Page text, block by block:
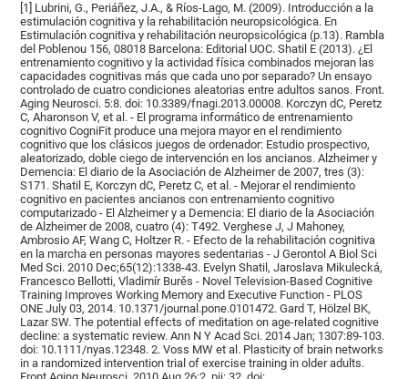
[1] Lubrini, G., Periáñez, J.A., & Ríos-Lago, M. (2009). Introducción a la
estimulación cognitiva y la rehabilitación neuropsicológica. En
Estimulación cognitiva y rehabilitación neuropsicológica (p.13). Rambla
del Poblenou 156, 08018 Barcelona: Editorial UOC. Shatil E (2013). ¿El
entrenamiento cognitivo y la actividad física combinados mejoran las
capacidades cognitivas más que cada uno por separado? Un ensayo
controlado de cuatro condiciones aleatorias entre adultos sanos. Front.
Aging Neurosci. 5:8. doi: 10.3389/fnagi.2013.00008. Korczyn dC, Peretz
C, Aharonson V, et al. - El programa informático de entrenamiento
cognitivo CogniFit produce una mejora mayor en el rendimiento
cognitivo que los clásicos juegos de ordenador: Estudio prospectivo,
aleatorizado, doble ciego de intervención en los ancianos. Alzheimer y
Demencia: El diario de la Asociación de Alzheimer de 2007, tres (3):
S171. Shatil E, Korczyn dC, Peretz C, et al. - Mejorar el rendimiento
cognitivo en pacientes ancianos con entrenamiento cognitivo
computarizado - El Alzheimer y a Demencia: El diario de la Asociación
de Alzheimer de 2008, cuatro (4): T492. Verghese J, J Mahoney,
Ambrosio AF, Wang C, Holtzer R. - Efecto de la rehabilitación cognitiva
en la marcha en personas mayores sedentarias - J Gerontol A Biol Sci
Med Sci. 2010 Dec;65(12):1338-43. Evelyn Shatil, Jaroslava Mikulecká,
Francesco Bellotti, Vladimír Burěs - Novel Television-Based Cognitive
Training Improves Working Memory and Executive Function - PLOS
ONE July 03, 2014. 10.1371/journal.pone.0101472. Gard T, Hölzel BK,
Lazar SW. The potential effects of meditation on age-related cognitive
decline: a systematic review. Ann N Y Acad Sci. 2014 Jan; 1307:89-103.
doi: 10.1111/nyas.12348. 2. Voss MW et al. Plasticity of brain networks
in a randomized intervention trial of exercise training in older adults.